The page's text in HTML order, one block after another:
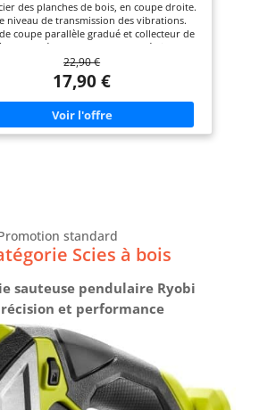
des planches de bois, en coupe droite.
niveau de transmission des vibrations.
coupe parallèle gradué et collecteur de
Base réglable 45°/90° pour réaliser des
coupes en biais. Livré avec lames
22,90 €
17,90 €
Scies à bois
sauteuse pendulaire Ryobi
et performance